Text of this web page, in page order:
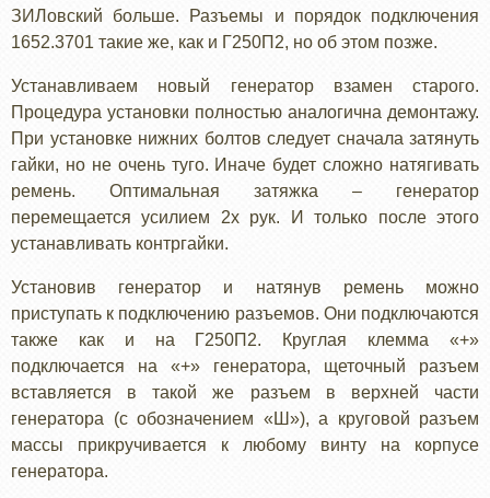
ЗИЛовский больше. Разъемы и порядок подключения
1652.3701 такие же, как и Г250П2, но об этом позже.
Устанавливаем новый генератор взамен старого.
Процедура установки полностью аналогична демонтажу.
При установке нижних болтов следует сначала затянуть
гайки, но не очень туго. Иначе будет сложно натягивать
ремень. Оптимальная затяжка – генератор
перемещается усилием 2х рук. И только после этого
устанавливать контргайки.
Установив генератор и натянув ремень можно
приступать к подключению разъемов. Они подключаются
также как и на Г250П2. Круглая клемма «+»
подключается на «+» генератора, щеточный разъем
вставляется в такой же разъем в верхней части
генератора (с обозначением «Ш»), а круговой разъем
массы прикручивается к любому винту на корпусе
генератора.